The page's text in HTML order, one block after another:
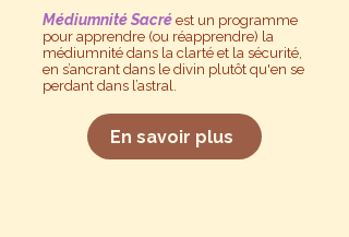
Médiumnité Sacré est un programme
pour apprendre (ou réapprendre) la
médiumnité dans la clarté et la sécurité,
en s’ancrant dans le divin plutôt qu'en se
perdant dans l’astral.
En savoir plus